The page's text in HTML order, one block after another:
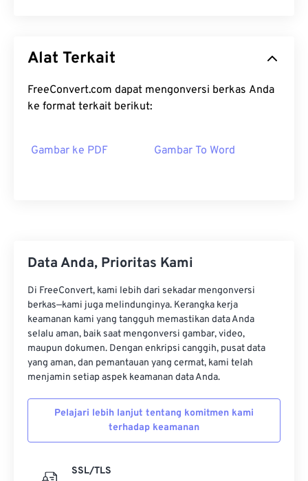
Alat Terkait
FreeConvert.com dapat mengonversi berkas Anda
ke format terkait berikut:
Gambar ke PDF Gambar To Word
Data Anda, Prioritas Kami
Di FreeConvert, kami lebih dari sekadar mengonversi
berkas—kami juga melindunginya. Kerangka kerja
keamanan kami yang tangguh memastikan data Anda
selalu aman, baik saat mengonversi gambar, video,
maupun dokumen. Dengan enkripsi canggih, pusat data
yang aman, dan pemantauan yang cermat, kami telah
menjamin setiap aspek keamanan data Anda.
Pelajari lebih lanjut tentang komitmen kami
terhadap keamanan
SSL/TLS